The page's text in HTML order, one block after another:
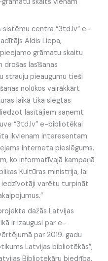
sistēmu centra “3td.lv” e-
Aldis Liepa,
grāmatu skaitu
lasīšanas
strauju pieaugumu tieši
nolūkos vairākkārt
laikā tika slēgtas
lasītājiem saņemt
“3td.lv” e-bibliotēkai
ikvienam interesentam
interneta pieslēgums.
ko informatīvajā kampaņā
Kultūras ministrija, lai
iedzīvotāji varētu turpināt
dažās Latvijas
ir izaugusi par e-
par 2019. gadu
Latvijas bibliotēkās”,
Bibliotekāru biedrība.